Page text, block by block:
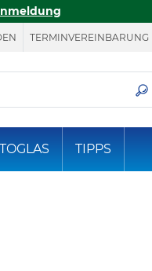
TERMINVEREINBARUNG
Sie, was Sie suchen
TIPPS